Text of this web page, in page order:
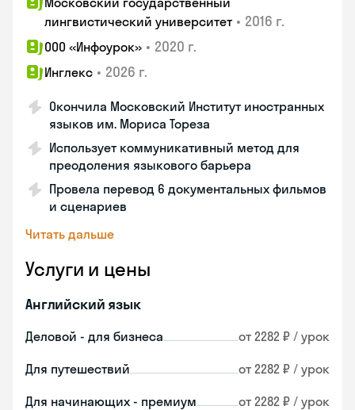
лингвистический университет • 2016 г.
ООО «Инфоурок» • 2020 г.
Инглекс • 2026 г.
Окончила Московский Институт иностранных
языков им. Мориса Тореза
Использует коммуникативный метод для
преодоления языкового барьера
Провела перевод 6 документальных фильмов
и сценариев
Читать дальше
Услуги и цены
Английский язык
Деловой - для бизнеса от 2282 ₽ / урок
Для путешествий от 2282 ₽ / урок
Для начинающих - премиум от 2282 ₽ / урок